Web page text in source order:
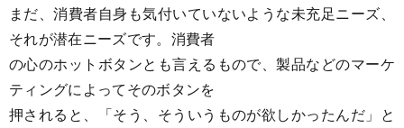
まだ、消費者自身も気付いていないような未充足ニーズ、
それが潜在ニーズです。消費者
の心のホットボタンとも言えるもので、製品などのマーケ
ティングによってそのボタンを
押されると、「そう、そういうものが欲しかったんだ」と